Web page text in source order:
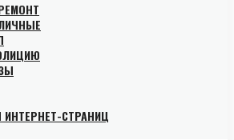
СТРАНИЦ